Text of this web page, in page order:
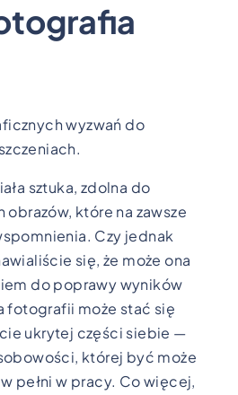
wyzwań do
sztuka, zdolna do
które na zawsze
Czy jednak
się, że może ona
do poprawy wyników
fotografii może stać się
ukrytej części siebie —
której być może
pełni w pracy. Co więcej,